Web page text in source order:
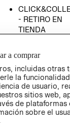
- RETIRO EN
TIENDA
CONDICIONES
AVISO DE
PRIVACIDAD
GIFT CARD
AVISO DE
COOKIES
a comprar
incluidas otras
la
de usuario,
sitios web,
de plataformas
sobre el